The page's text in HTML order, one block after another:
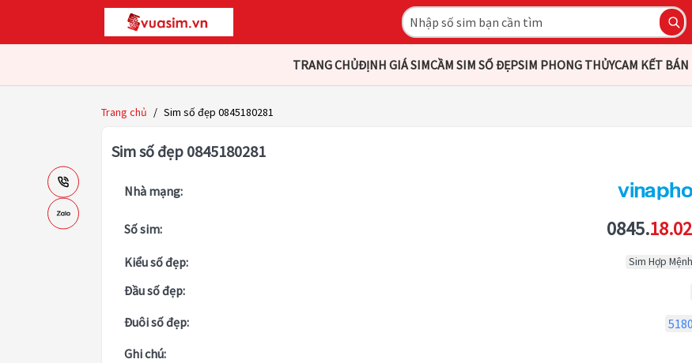
TRANG CHỦĐỊNH GIÁ SIMCẦM SIM SỐ ĐẸPSIM PHONG THỦYCAM KẾT
Trang chủ / Sim số đẹp 0845180281
Sim số đẹp 0845180281
Nhà mạng:
Số sim: 0845.
Kiểu số đẹp: Sim Hợp
Đầu số đẹp:
Đuôi số đẹp:
Ghi chú: